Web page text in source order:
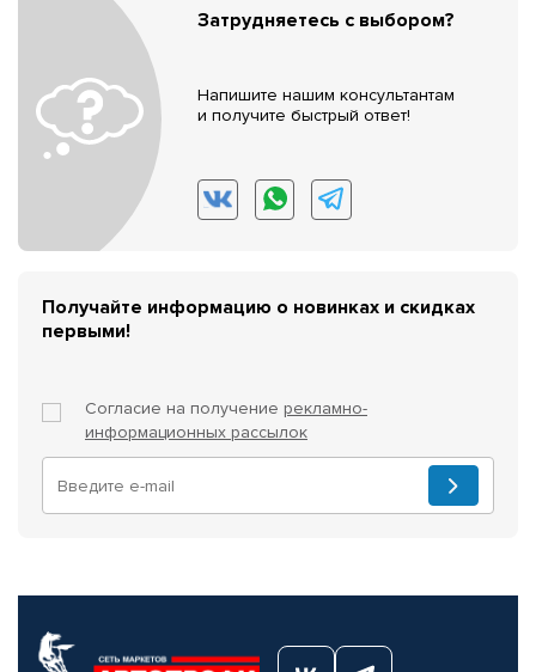
Затрудняетесь с выбором?
Напишите нашим консультантам
и получите быстрый ответ!
Получайте информацию о новинках и скидках
первыми!
Согласие на получение рекламно-
информационных рассылок